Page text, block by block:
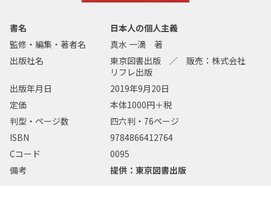
書名
日本人の個人主義
監修・編集・著者名
真水 一滴 著
出版社名
東京図書出版 ／ 販売：株式会社
リフレ出版
出版年月日
2019年9月20日
定価
本体1000円＋税
判型・ページ数
四六判・76ページ
ISBN
9784866412764
Cコード
0095
備考
提供：東京図書出版